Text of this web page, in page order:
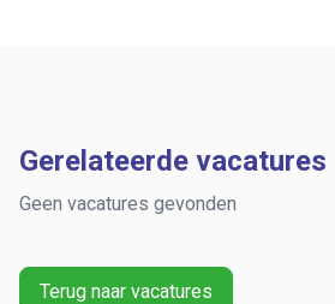
Gerelateerde vacatures
Geen vacatures gevonden
Terug naar vacatures